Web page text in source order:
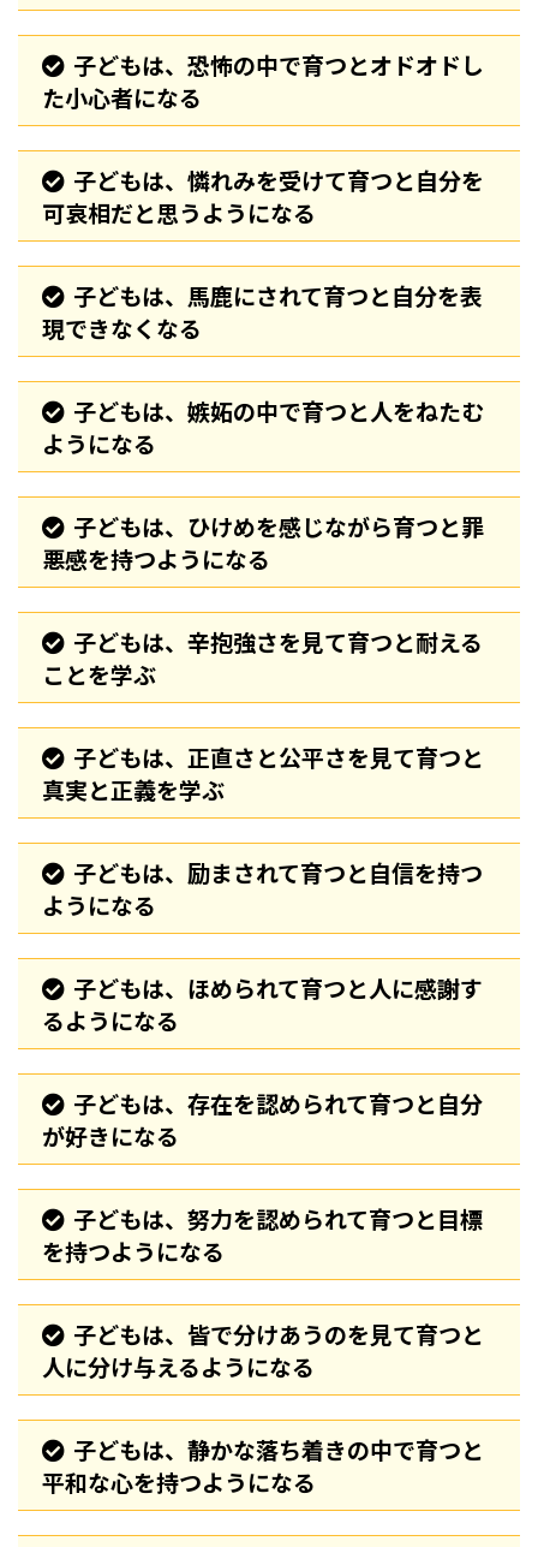
子どもは、恐怖の中で育つとオドオドし
た小心者になる
子どもは、憐れみを受けて育つと自分を
可哀相だと思うようになる
子どもは、馬鹿にされて育つと自分を表
現できなくなる
子どもは、嫉妬の中で育つと人をねたむ
ようになる
子どもは、ひけめを感じながら育つと罪
悪感を持つようになる
子どもは、辛抱強さを見て育つと耐える
ことを学ぶ
子どもは、正直さと公平さを見て育つと
真実と正義を学ぶ
子どもは、励まされて育つと自信を持つ
ようになる
子どもは、ほめられて育つと人に感謝す
るようになる
子どもは、存在を認められて育つと自分
が好きになる
子どもは、努力を認められて育つと目標
を持つようになる
子どもは、皆で分けあうのを見て育つと
人に分け与えるようになる
子どもは、静かな落ち着きの中で育つと
平和な心を持つようになる